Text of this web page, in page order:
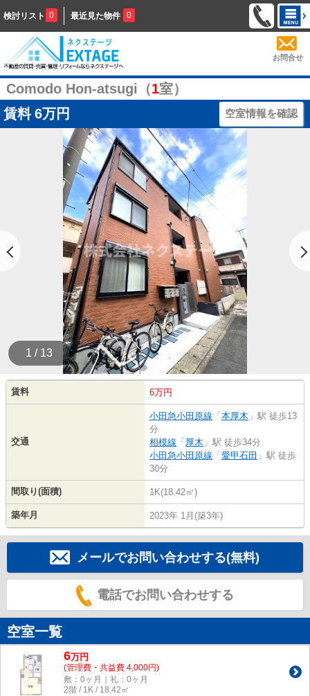
検討リスト 0 最近見た物件 0
お問合せ
Comodo Hon-atsugi（1室）
賃料 6万円 空室情報を確認
1 / 13
賃料 6万円
交通
小田急小田原線 「 本厚木 」駅 徒歩13
分
相模線 「 厚木 」駅 徒歩34分
小田急小田原線 「 愛甲石田 」駅 徒歩
30分
間取り(面積) 1K(18.42㎡)
築年月 2023年 1月(築3年)
メールでお問い合わせする(無料)
電話でお問い合わせする
空室一覧
6万円
(管理費・共益費 4,000円)
敷：0ヶ月｜礼：0ヶ月
2階 / 1K / 18.42㎡